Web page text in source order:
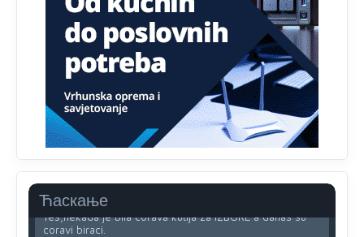
Ћаскање
Uvođenje pravila da se umjesto dosadašnjeg znaka "X"
(krstića) kružić ispred kandidata mora u potpunosti
obojiti (popuniti) uvedeno je isključivo zbog tehničkih
zahtjeva optičkih skenera.
Анонимно2818605 јуче 11:45
Ovo pravilo jeste unijelo opravdan strah, posebno kada
su u pitanju starije osobe, osobe sa slabijim vidom ili
Yes,nekada je bila corava kutija za IZBORE a danas su
coravi biraci.